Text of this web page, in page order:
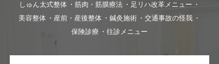
しゅん太式整体 筋肉・筋膜療法
足リハ改革メニュー
美容整体
産前・産後整体 鍼灸施術
交通事故の怪我
保険診療
往診メニュー